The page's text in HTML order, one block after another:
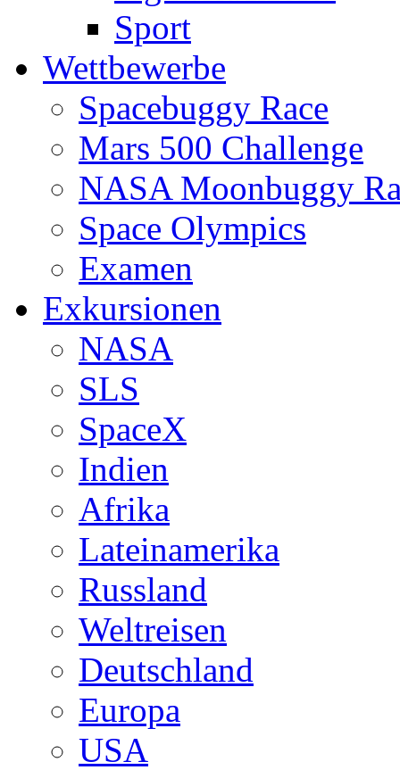
Sport
Wettbewerbe
Spacebuggy Race
Mars 500 Challenge
NASA Moonbuggy
Space Olympics
Examen
Exkursionen
NASA
SLS
SpaceX
Indien
Afrika
Lateinamerika
Russland
Weltreisen
Deutschland
Europa
USA